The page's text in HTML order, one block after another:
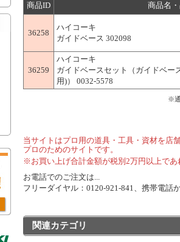
商品ID 商品名
36258
ハイコーキ
ガイドベース 302098
36259
ハイコーキ
ガイドベースセット（ガイドベー
用)） 0032-5578
※
当サイトはプロ用の道具・工具・資材を店
プロのためのサイトです。
※お買い上げ合計金額が税別2万円以上で
お電話でのご注文は...
フリーダイヤル：0120-921-841、携帯電
関連カテゴリ